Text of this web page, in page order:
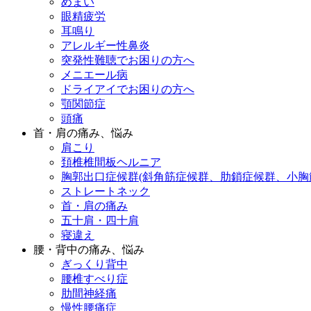
眼精疲労
耳鳴り
アレルギー性鼻炎
突発性難聴でお困りの方へ
メニエール病
ドライアイでお困りの方へ
顎関節症
頭痛
首・肩の痛み、悩み
肩こり
頚椎椎間板ヘルニア
胸郭出口症候群(斜角筋症候群、肋鎖症候群、小
ストレートネック
首・肩の痛み
五十肩・四十肩
寝違え
腰・背中の痛み、悩み
ぎっくり背中
腰椎すべり症
肋間神経痛
慢性腰痛症